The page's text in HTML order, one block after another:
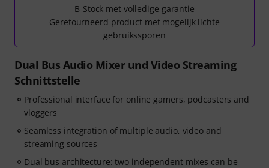
B-Stock met volledige garantie
Geretourneerd product met mogelijk lichte
gebruikssporen
Dual Bus Audio Mixer und Video Streaming
Schnittstelle
Professional interface for online gamers, podcasters and
vloggers
Seamless integration of multiple audio, video and
streaming sources
Dual bus architecture: two independent mixes can be